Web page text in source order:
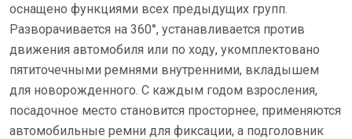
оснащено функциями всех предыдущих групп.
Разворачивается на 360°, устанавливается против
движения автомобиля или по ходу, укомплектовано
пятиточечными ремнями внутренними, вкладышем
для новорожденного. С каждым годом взросления,
посадочное место становится просторнее, применяются
автомобильные ремни для фиксации, а подголовник